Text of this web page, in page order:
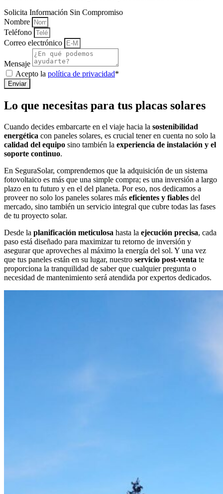
Solicita Información Sin Compromiso
Nombre
Teléfono
Correo electrónico
Mensaje
Acepto la política de privacidad*
Enviar
Lo que necesitas para tus placas solares
Cuando decides embarcarte en el viaje hacia la sostenibilidad
energética con paneles solares, es crucial tener en cuenta no solo la
calidad del equipo sino también la experiencia de instalación y el
soporte continuo.
En SeguraSolar, comprendemos que la adquisición de un sistema
fotovoltaico es más que una simple compra; es una inversión a largo
plazo en tu futuro y en el del planeta. Por eso, nos dedicamos a
proveer no solo los paneles solares más eficientes y fiables del
mercado, sino también un servicio integral que cubre todas las fases
de tu proyecto solar.
Desde la planificación meticulosa hasta la ejecución precisa, cada
paso está diseñado para maximizar tu retorno de inversión y
asegurar que aproveches al máximo la energía del sol. Y una vez
que tus paneles están en su lugar, nuestro servicio post-venta te
proporciona la tranquilidad de saber que cualquier pregunta o
necesidad de mantenimiento será atendida por expertos dedicados.